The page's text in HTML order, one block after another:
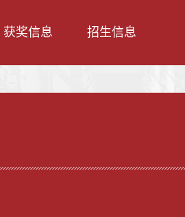
获奖信息 招生信息